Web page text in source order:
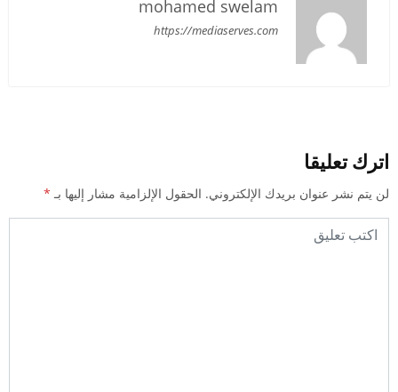
mohamed swelam
https://mediaserves.com
اترك تعليقا
لن يتم نشر عنوان بريدك الإلكتروني. الحقول الإلزامية مشار إليها بـ *